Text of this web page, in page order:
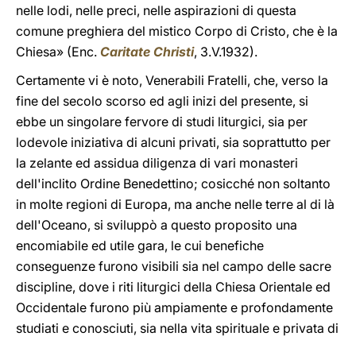
nelle lodi, nelle preci, nelle aspirazioni di questa
comune preghiera del mistico Corpo di Cristo, che è la
Chiesa» (Enc. Caritate Christi, 3.V.1932).
Certamente vi è noto, Venerabili Fratelli, che, verso la
fine del secolo scorso ed agli inizi del presente, si
ebbe un singolare fervore di studi liturgici, sia per
lodevole iniziativa di alcuni privati, sia soprattutto per
la zelante ed assidua diligenza di vari monasteri
dell'inclito Ordine Benedettino; cosicché non soltanto
in molte regioni di Europa, ma anche nelle terre al di là
dell'Oceano, si sviluppò a questo proposito una
encomiabile ed utile gara, le cui benefiche
conseguenze furono visibili sia nel campo delle sacre
discipline, dove i riti liturgici della Chiesa Orientale ed
Occidentale furono più ampiamente e profondamente
studiati e conosciuti, sia nella vita spirituale e privata di